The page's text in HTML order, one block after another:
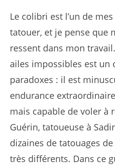
Le colibri est l’un de
tatouer, et je pense que
ressent dans mon
ailes impossibles est un
paradoxes : il est
endurance
mais capable de voler à
Guérin, tatoueuse à
dizaines de tatouages
très différents. Dans ce